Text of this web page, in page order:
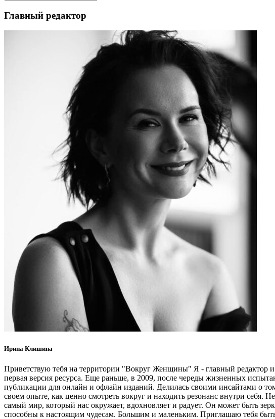
Главный редактор
Ирина Клишина
Приветствую тебя на территории "Вокруг Женщины" Я - главный редактор и
первая версия ресурса. Еще раньше, в 2009, после череды жизненных
публикации для онлайн и офлайн изданий. Делилась своими инсайтами о
своем опыте, как ценно смотреть вокруг и находить резонанс внутри себя.
самый мир, который нас окружает, вдохновляет и радует. Он может быть
способны к настоящим чудесам. Большим и маленьким. Приглашаю тебя